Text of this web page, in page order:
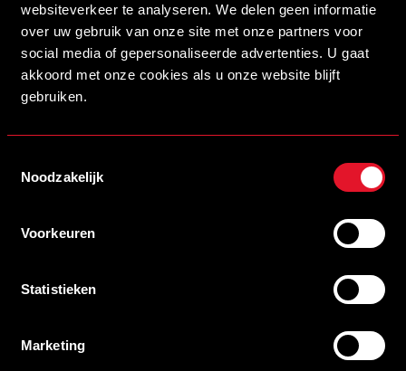
websiteverkeer te analyseren. We delen geen informatie
over uw gebruik van onze site met onze partners voor
social media of gepersonaliseerde advertenties. U gaat
akkoord met onze cookies als u onze website blijft
gebruiken.
Noodzakelijk
Voorkeuren
Statistieken
Marketing
Partners CED
Stadion Naamgever
SCHRIJF JE IN VOOR DE NIEUWSBRIEF
Rembrandtlaan 26B